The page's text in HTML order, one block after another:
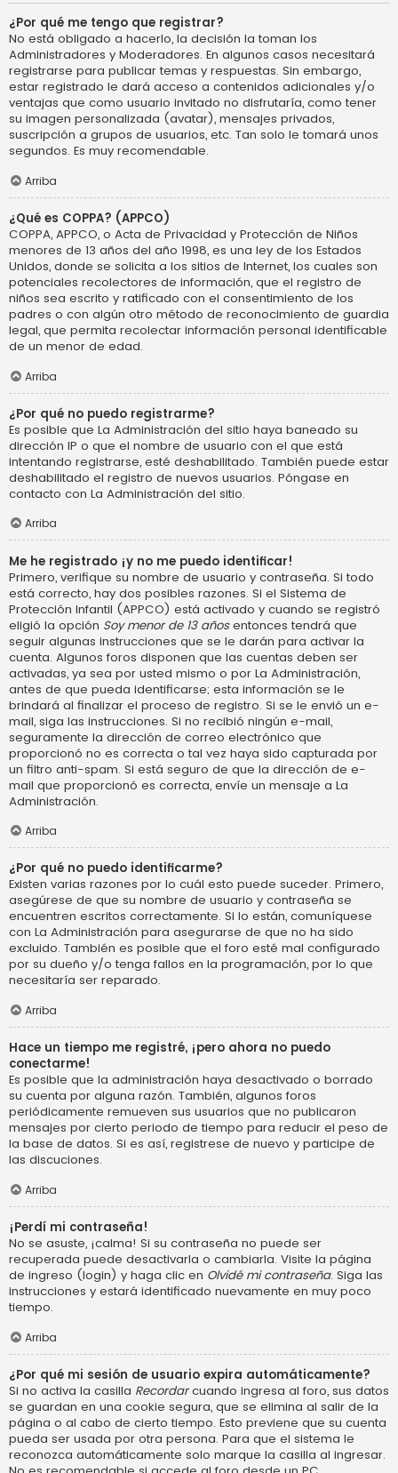
¿Por qué me tengo que registrar?
No está obligado a hacerlo, la decisión la toman los
Administradores y Moderadores. En algunos casos necesitará
registrarse para publicar temas y respuestas. Sin embargo,
estar registrado le dará acceso a contenidos adicionales y/o
ventajas que como usuario invitado no disfrutaría, como tener
su imagen personalizada (avatar), mensajes privados,
suscripción a grupos de usuarios, etc. Tan solo le tomará unos
segundos. Es muy recomendable.
Arriba
¿Qué es COPPA? (APPCO)
COPPA, APPCO, o Acta de Privacidad y Protección de Niños
menores de 13 años del año 1998, es una ley de los Estados
Unidos, donde se solicita a los sitios de Internet, los cuales son
potenciales recolectores de información, que el registro de
niños sea escrito y ratificado con el consentimiento de los
padres o con algún otro método de reconocimiento de guardia
legal, que permita recolectar información personal identificable
de un menor de edad.
Arriba
¿Por qué no puedo registrarme?
Es posible que La Administración del sitio haya baneado su
dirección IP o que el nombre de usuario con el que está
intentando registrarse, esté deshabilitado. También puede estar
deshabilitado el registro de nuevos usuarios. Póngase en
contacto con La Administración del sitio.
Arriba
Me he registrado ¡y no me puedo identificar!
Primero, verifique su nombre de usuario y contraseña. Si todo
está correcto, hay dos posibles razones. Si el Sistema de
Protección Infantil (APPCO) está activado y cuando se registró
eligió la opción Soy menor de 13 añosentonces tendrá que
seguir algunas instrucciones que se le darán para activar la
cuenta. Algunos foros disponen que las cuentas deben ser
activadas, ya sea por usted mismo o por La Administración,
antes de que pueda identificarse; esta información se le
brindará al finalizar el proceso de registro. Si se le envió un e-
mail, siga las instrucciones. Si no recibió ningún e-mail,
seguramente la dirección de correo electrónico que
proporcionó no es correcta o tal vez haya sido capturada por
un filtro anti-spam. Si está seguro de que la dirección de e-
mail que proporcionó es correcta, envíe un mensaje a La
Administración.
Arriba
¿Por qué no puedo identificarme?
Existen varias razones por lo cuál esto puede suceder. Primero,
asegúrese de que su nombre de usuario y contraseña se
encuentren escritos correctamente. Si lo están, comuníquese
con La Administración para asegurarse de que no ha sido
excluido. También es posible que el foro esté mal configurado
por su dueño y/o tenga fallos en la programación, por lo que
necesitaría ser reparado.
Arriba
Hace un tiempo me registré, ¡pero ahora no puedo
conectarme!
Es posible que la administración haya desactivado o borrado
su cuenta por alguna razón. También, algunos foros
periódicamente remueven sus usuarios que no publicaron
mensajes por cierto periodo de tiempo para reducir el peso de
la base de datos. Si es así, registrese de nuevo y participe de
las discuciones.
Arriba
¡Perdí mi contraseña!
No se asuste, ¡calma! Si su contraseña no puede ser
recuperada puede desactivarla o cambiarla. Visite la página
de ingreso (login) y haga clic en Olvidé mi contraseña. Siga las
instrucciones y estará identificado nuevamente en muy poco
tiempo.
Arriba
¿Por qué mi sesión de usuario expira automáticamente?
Si no activa la casilla Recordarcuando ingresa al foro, sus datos
se guardan en una cookie segura, que se elimina al salir de la
página o al cabo de cierto tiempo. Esto previene que su cuenta
pueda ser usada por otra persona. Para que el sistema le
reconozca automáticamente solo marque la casilla al ingresar.